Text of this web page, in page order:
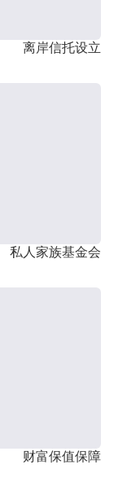
离岸信托设立
私人家族基金会
财富保值保障